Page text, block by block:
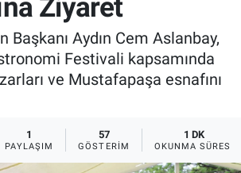
Ziyaret
Başkanı Aydın Cem Aslanbay,
Festivali kapsamında
ve Mustafapaşa esnafını
1
PAYLAŞIM
57
GÖSTERIM
1 DK
OKUNMA SÜRESI
Mesaj
Mesaj